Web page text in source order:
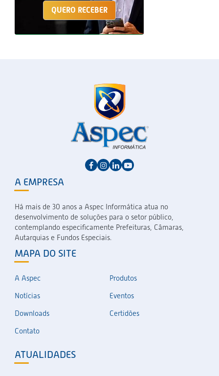
QUERO RECEBER
A EMPRESA
Há mais de 30 anos a Aspec Informática atua no
desenvolvimento de soluções para o setor público,
contemplando especificamente Prefeituras, Câmaras,
Autarquias e Fundos Especiais.
MAPA DO SITE
A Aspec
Produtos
Notícias
Eventos
Downloads
Certidões
Contato
ATUALIDADES